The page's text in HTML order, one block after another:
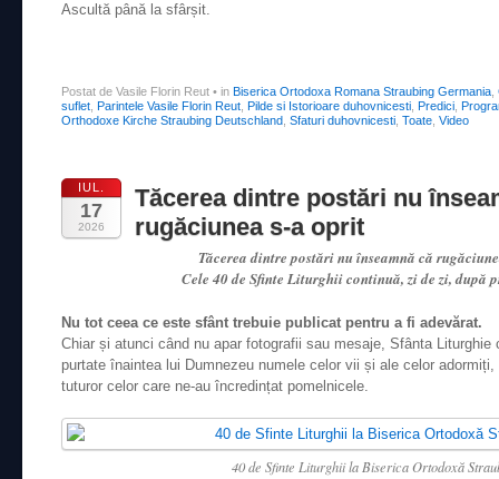
Ascultă până la sfârșit.
Postat de Vasile Florin Reut • in Biserica Ortodoxa Romana Straubing Germania
suflet
Parintele Vasile Florin Reut Pilde si Istorioare duhovnicesti Predici
Orthodoxe Kirche Straubing Deutschland Sfaturi duhovnicesti Toate Video
IUL.
17
2026
Tăcerea dintre postări nu
rugăciunea s-a oprit
Tăcerea dintre postări nu înseamnă că
Cele 40 de Sfinte Liturghii continuă, zi de zi, după
Nu tot ceea ce este sfânt trebuie publicat pentru a fi adevărat.
Chiar și atunci când nu apar fotografii sau mesaje, Sfânta
purtate înaintea lui Dumnezeu numele celor vii și ale celor
tuturor celor care ne-au încredințat pomelnicele.
40 de Sfinte Liturghii la Biserica Ortodoxă